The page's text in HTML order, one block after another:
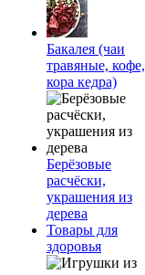
Бакалея (чаи
травяные, кофе,
кора кедра)
Берёзовые
расчёски,
украшения из
дерева
Товары для
здоровья